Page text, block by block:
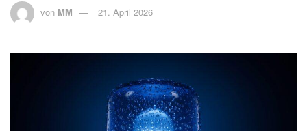
von MM 21. April 2026